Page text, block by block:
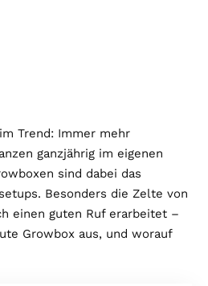
Trend: Immer mehr
ganzjährig im eigenen
sind dabei das
Besonders die Zelte von
einen guten Ruf erarbeitet –
Growbox aus, und worauf